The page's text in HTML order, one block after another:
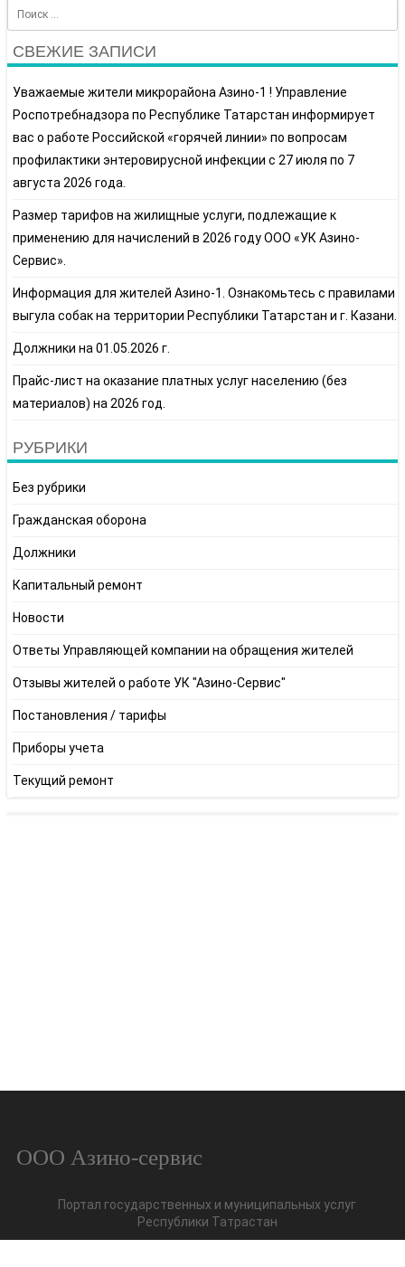
Search
СВЕЖИЕ ЗАПИСИ
Уважаемые жители микрорайона Азино-1 ! Управление
Роспотребнадзора по Республике Татарстан информирует
вас о работе Российской «горячей линии» по вопросам
профилактики энтеровирусной инфекции с 27 июля по 7
августа 2026 года.
Размер тарифов на жилищные услуги, подлежащие к
применению для начислений в 2026 году ООО «УК Азино-
Сервис».
Информация для жителей Азино-1. Ознакомьтесь с правилами
выгула собак на территории Республики Татарстан и г. Казани.
Должники на 01.05.2026 г.
Прайс-лист на оказание платных услуг населению (без
материалов) на 2026 год.
РУБРИКИ
Без рубрики
Гражданская оборона
Должники
Капитальный ремонт
Новости
Ответы Управляющей компании на обращения жителей
Отзывы жителей о работе УК "Азино-Сервис"
Постановления / тарифы
Приборы учета
Текущий ремонт
ООО Азино-сервис
Портал государственных и муниципальных услуг
Республики Татрастан